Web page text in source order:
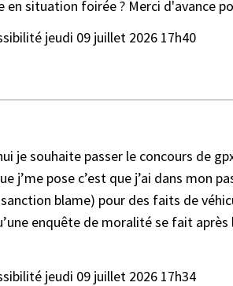
en situation foirée ? Merci d'avance
jeudi 09 juillet 2026 17h40
je souhaite passer le concours de
j’me pose c’est que j’ai dans
blame) pour des faits de
enquête de moralité se fait
jeudi 09 juillet 2026 17h34